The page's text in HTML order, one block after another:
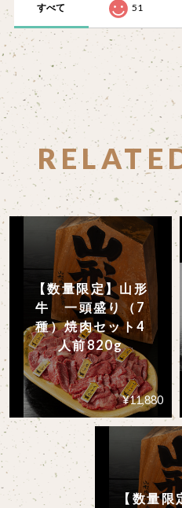
すべて 51
【数量限定】山形
牛 一頭盛り（7
種）焼肉セット4
人前820g
¥11,880
【数量